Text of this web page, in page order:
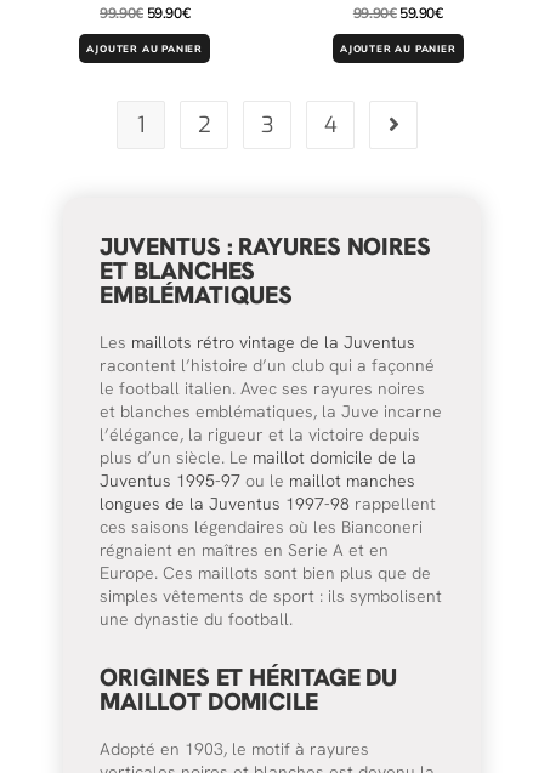
99.90€ 59.90€
AJOUTER AU PANIER
99.90€ 59.90€
AJOUTER AU PANIER
1 2 3 4
JUVENTUS : RAYURES NOIRES
ET BLANCHES
EMBLÉMATIQUES
Les maillots rétro vintage de la Juventus
racontent l’histoire d’un club qui a façonné
le football italien. Avec ses rayures noires
et blanches emblématiques, la Juve incarne
l’élégance, la rigueur et la victoire depuis
plus d’un siècle. Le maillot domicile de la
Juventus 1995-97 ou le maillot manches
longues de la Juventus 1997-98 rappellent
ces saisons légendaires où les Bianconeri
régnaient en maîtres en Serie A et en
Europe. Ces maillots sont bien plus que de
simples vêtements de sport : ils symbolisent
une dynastie du football.
ORIGINES ET HÉRITAGE DU
MAILLOT DOMICILE
Adopté en 1903, le motif à rayures